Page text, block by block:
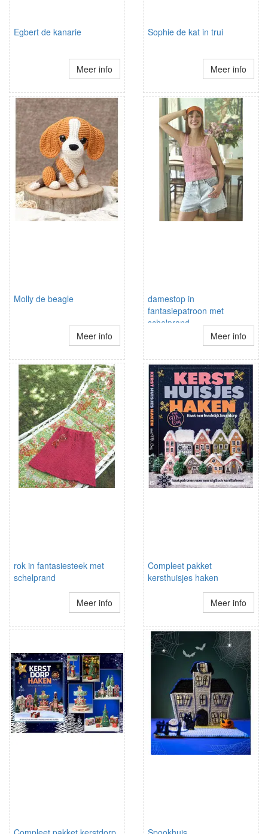
Egbert de kanarie
Meer info
Sophie de kat in trui
Meer info
Molly de beagle
Meer info
damestop in
fantasiepatroon met
schelprand
schouderbandjesMeer info
rok in fantasiesteek met
schelprand
Meer info
Compleet pakket
kersthuisjes haken
Meer info